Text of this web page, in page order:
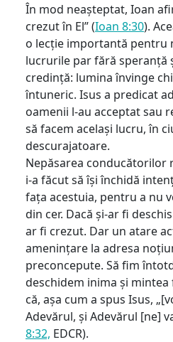
În mod neașteptat, Ioan
crezut în El” (Ioan 8:30).
o lecție importantă pentru
lucrurile par fără speranță
credință: lumina învinge
întuneric. Isus a predicat
oamenii l-au acceptat sau
să facem același lucru, în
descurajatoare.
Nepăsarea conducătorilor
i-a făcut să își închidă
fața acestuia, pentru a nu
din cer. Dacă și-ar fi
ar fi crezut. Dar un atare
amenințare la adresa
preconcepute. Să fim
deschidem inima și mintea
că, așa cum a spus Isus,
Adevărul, și Adevărul [ne]
8:32, EDCR).